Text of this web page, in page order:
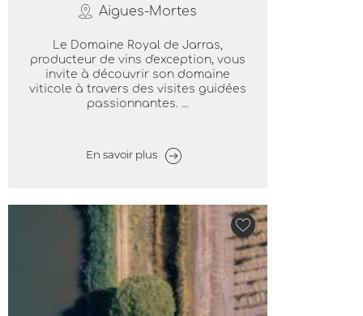
Aigues-Mortes
Le Domaine Royal de Jarras,
producteur de vins d'exception, vous
invite à découvrir son domaine
viticole à travers des visites guidées
passionnantes. ...
En savoir plus